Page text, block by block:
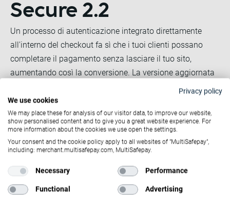
Secure 2.2
Un processo di autenticazione integrato direttamente
all'interno del checkout fa sì che i tuoi clienti possano
completare il pagamento senza lasciare il tuo sito,
aumentando così la conversione. La versione aggiornata
di 3D Secure 2.2 migliora la sicurezza e sposta le
responsabilità dalla tua azienda all'ente emittente della
carta. Grazie alla comunicazione diretta con gli emittenti
possiamo occuparci noi dell’intero processo di verifica e
autenticazione all'interno del tuo checkout.
fasi automatizzato e senza intoppi.
Per saperne di più
Privacy policy
We use cookies
We may place these for analysis of our visitor data, to improve our website,
show personalised content and to give you a great website experience. For
more information about the cookies we use open the settings.
Your consent and the cookie policy apply to all websites of "MultiSafepay",
including: merchant.multisafepay.com, MultiSafepay.
Necessary Performance
Functional Advertising